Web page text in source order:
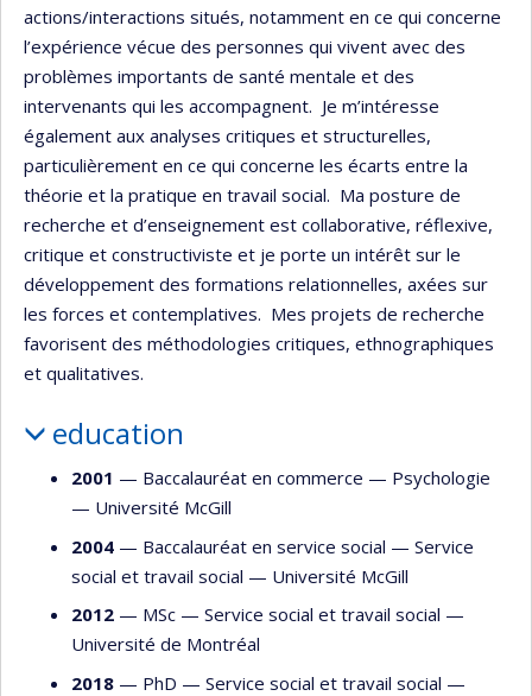
actions/interactions situés, notamment en ce qui concerne
l’expérience vécue des personnes qui vivent avec des
problèmes importants de santé mentale et des
intervenants qui les accompagnent. Je m’intéresse
également aux analyses critiques et structurelles,
particulièrement en ce qui concerne les écarts entre la
théorie et la pratique en travail social. Ma posture de
recherche et d’enseignement est collaborative, réflexive,
critique et constructiviste et je porte un intérêt sur le
développement des formations relationnelles, axées sur
les forces et contemplatives. Mes projets de recherche
favorisent des méthodologies critiques, ethnographiques
et qualitatives.
education
2001 — Baccalauréat en commerce — Psychologie
— Université McGill
2004 — Baccalauréat en service social — Service
social et travail social — Université McGill
2012 — MSc — Service social et travail social —
Université de Montréal
2018 — PhD — Service social et travail social —